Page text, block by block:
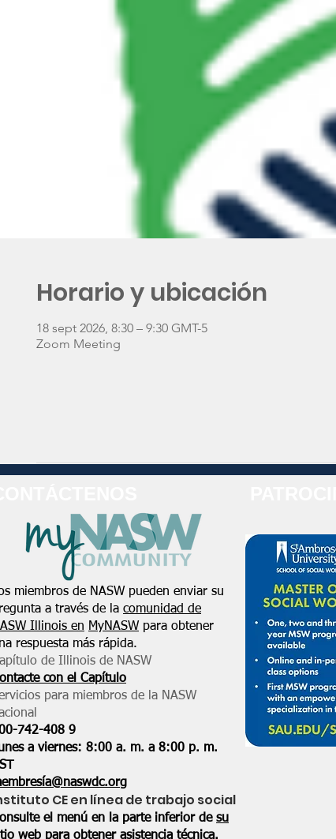
Horario y ubicación
18 sept 2026, 8:30 – 9:30 GMT-5
Zoom Meeting
miembros de NASW pueden enviar su
a través de la comunidad de
Illinois en MyNASW para obtener
respuesta más rápida.
de Illinois de NASW
con el Capítulo
para miembros de la NASW
742-408 9
a viernes: 8:00 a. m. a 8:00 p. m.
CE en línea de trabajo social
el menú en la parte inferior de su
web para obtener asistencia técnica.